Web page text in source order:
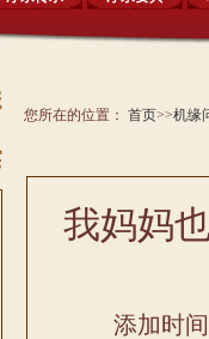
您所在的位置： 首页>>机缘
我妈妈
添加时